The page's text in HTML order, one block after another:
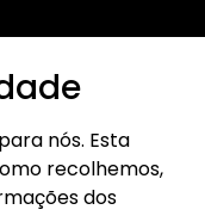
nós. Esta
recolhemos,
dos